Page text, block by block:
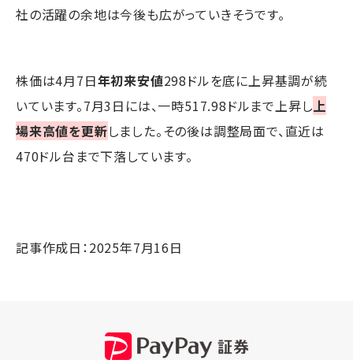
社の活躍の余地は今後も広がっていきそうです。
株価は4月7日年初来安値298ドルを底に上昇基調が続
いています。7月3日には、一時517.98ドルまで上昇し上
場来高値を更新しました。その後は調整局面で、直近は
470ドル台まで下落しています。
記事作成日：2025年7月16日